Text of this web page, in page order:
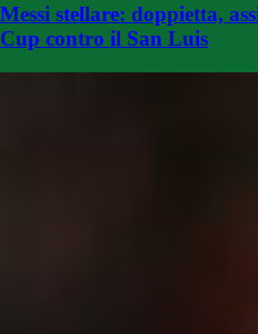
Messi stellare: doppietta,
Cup contro il San Luis